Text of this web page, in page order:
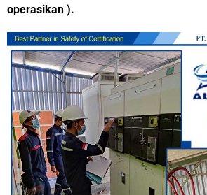
operasikan ).